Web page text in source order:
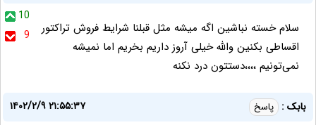
10
9
سلام خسته نباشین اگه میشه مثل قبلنا شرایط فروش تراکتور
اقساطی بکنین والله خیلی آروز داریم بخریم اما نمیشه
نمی‌تونیم ،،،،دستتون درد نکنه
بابک : پاسخ
۱۴۰۲/۲/۹ ۲۱:۵۵:۳۷